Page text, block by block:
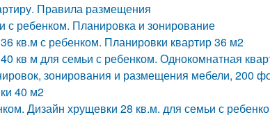
Правила размещения
с ребенком. Планировка и зонирование
кв.м с ребенком. Планировки квартир 36 м2
кв м для семьи с ребенком. Однокомнатная
зонирования и размещения мебели, 200
40 м2
Дизайн хрущевки 28 кв.м. для семьи с